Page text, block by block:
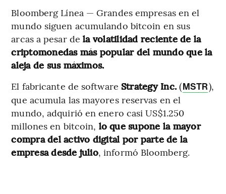
Bloomberg Línea — Grandes empresas en el
mundo siguen acumulando bitcoin en sus
arcas a pesar de la volatilidad reciente de la
criptomonedas más popular del mundo que la
aleja de sus máximos.
El fabricante de software Strategy Inc. (MSTR),
que acumula las mayores reservas en el
mundo, adquirió en enero casi US$1.250
millones en bitcoin, lo que supone la mayor
compra del activo digital por parte de la
empresa desde julio, informó Bloomberg.